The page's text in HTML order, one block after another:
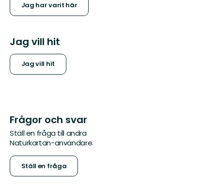
Jag har varit här
Jag vill hit
Jag vill hit
Frågor och svar
Ställ en fråga till andra
Naturkartan-användare.
Ställ en fråga